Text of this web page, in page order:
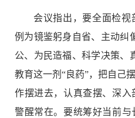
会议指出，要全面检
例为镜鉴躬身自省、主动纠
公、为民造福、科学决策、
教育这一剂“良药”，把自己
作摆进去，认真查摆、深入
警醒常在。要统筹好当前